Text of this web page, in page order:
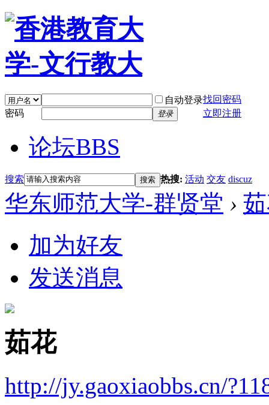
自动登录找回密码
密码
登录 立即注册
论坛BBS
搜索 搜索 热搜: 活动 交友 discuz
华东师范大学-群贤堂 ›
加为好友
发送消息
茹花
http://jy.gaoxiaobbs.cn/